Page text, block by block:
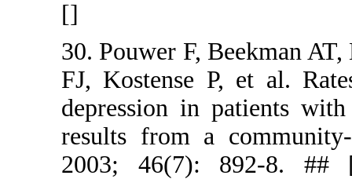
30.
FJ,
results
2003;